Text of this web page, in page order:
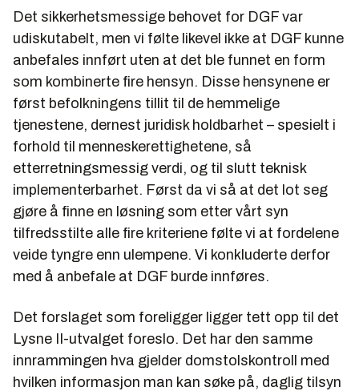
Det sikkerhetsmessige behovet for DGF var
udiskutabelt, men vi følte likevel ikke at DGF kunne
anbefales innført uten at det ble funnet en form
som kombinerte fire hensyn. Disse hensynene er
først befolkningens tillit til de hemmelige
tjenestene, dernest juridisk holdbarhet – spesielt i
forhold til menneskerettighetene, så
etterretningsmessig verdi, og til slutt teknisk
implementerbarhet. Først da vi så at det lot seg
gjøre å finne en løsning som etter vårt syn
tilfredsstilte alle fire kriteriene følte vi at fordelene
veide tyngre enn ulempene. Vi konkluderte derfor
med å anbefale at DGF burde innføres.
Det forslaget som foreligger ligger tett opp til det
Lysne II-utvalget foreslo. Det har den samme
innrammingen hva gjelder domstolskontroll med
hvilken informasjon man kan søke på, daglig tilsyn